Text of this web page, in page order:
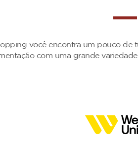
você encontra um pouco de
com uma grande